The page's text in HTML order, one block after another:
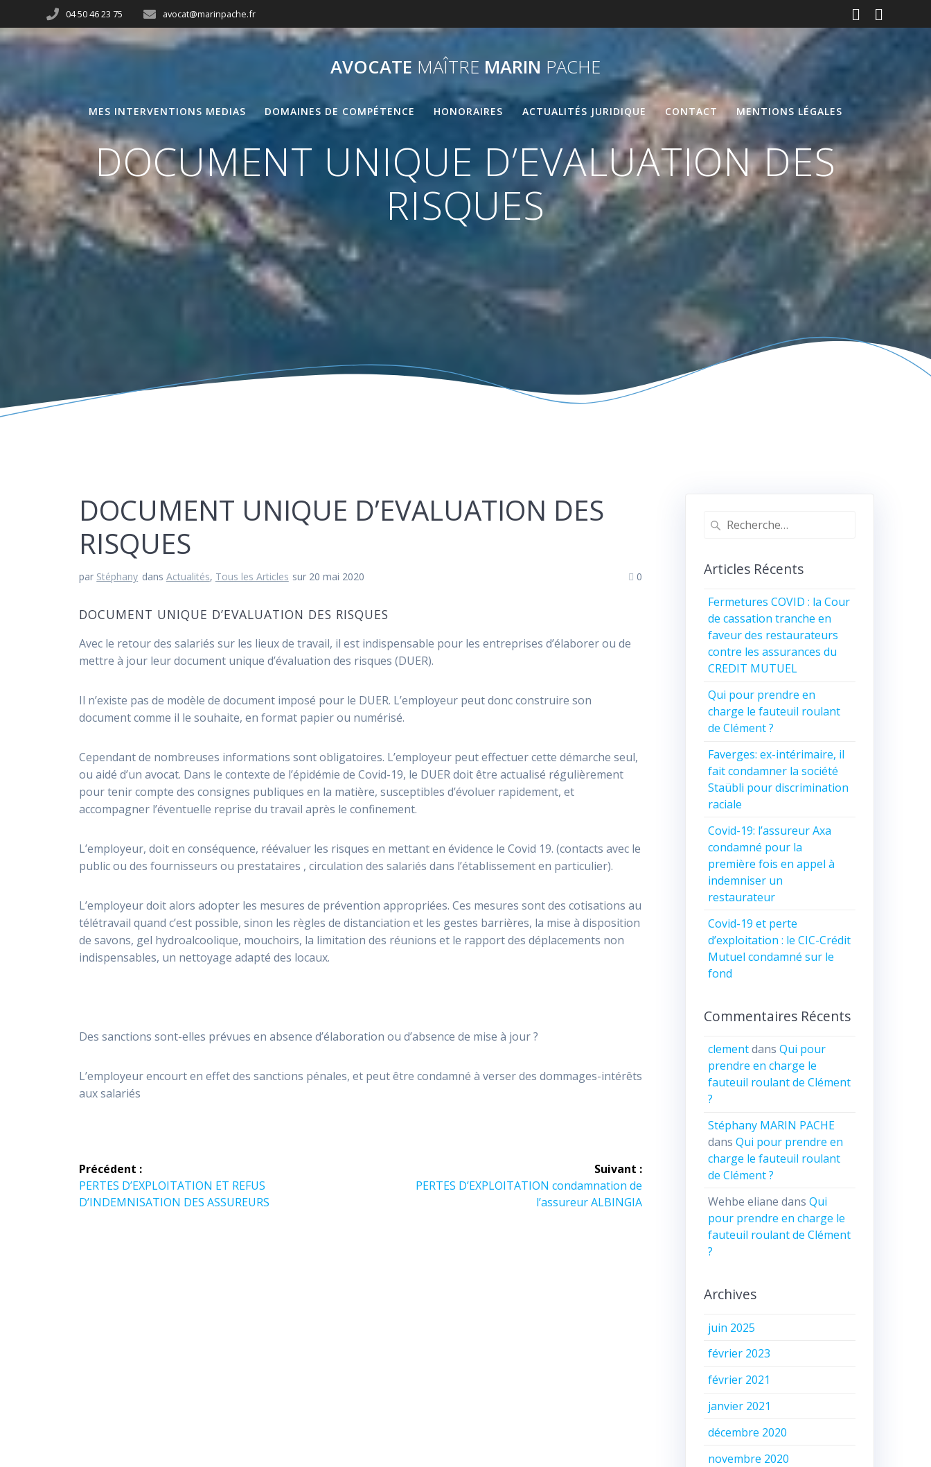
04 50 46 23 75 avocat@marinpache.fr
AVOCATE MAÎTRE MARIN PACHE
MES INTERVENTIONS MEDIAS DOMAINES DE COMPÉTENCE HONORAIRES ACTUALITÉS JURIDIQUE CONTACT MENTIONS LÉGALES
DOCUMENT UNIQUE D’EVALUATION DES
RISQUES
DOCUMENT UNIQUE D’EVALUATION DES
RISQUES
par Stéphany dans Actualités, Tous les Articles sur 20 mai 2020 0
DOCUMENT UNIQUE D’EVALUATION DES RISQUES
Avec le retour des salariés sur les lieux de travail, il est indispensable pour les entreprises d’élaborer ou de
mettre à jour leur document unique d’évaluation des risques (DUER).
Il n’existe pas de modèle de document imposé pour le DUER. L’employeur peut donc construire son
document comme il le souhaite, en format papier ou numérisé.
Cependant de nombreuses informations sont obligatoires. L’employeur peut effectuer cette démarche seul,
ou aidé d’un avocat. Dans le contexte de l’épidémie de Covid-19, le DUER doit être actualisé régulièrement
pour tenir compte des consignes publiques en la matière, susceptibles d’évoluer rapidement, et
accompagner l’éventuelle reprise du travail après le confinement.
L’employeur, doit en conséquence, réévaluer les risques en mettant en évidence le Covid 19. (contacts avec le
public ou des fournisseurs ou prestataires , circulation des salariés dans l’établissement en particulier).
L’employeur doit alors adopter les mesures de prévention appropriées. Ces mesures sont des cotisations au
télétravail quand c’est possible, sinon les règles de distanciation et les gestes barrières, la mise à disposition
de savons, gel hydroalcoolique, mouchoirs, la limitation des réunions et le rapport des déplacements non
indispensables, un nettoyage adapté des locaux.
Des sanctions sont-elles prévues en absence d’élaboration ou d’absence de mise à jour ?
L’employeur encourt en effet des sanctions pénales, et peut être condamné à verser des dommages-intérêts
aux salariés
Précédent :
PERTES D’EXPLOITATION ET REFUS
D’INDEMNISATION DES ASSUREURS
Suivant :
PERTES D’EXPLOITATION condamnation de
l’assureur ALBINGIA
Articles Récents
Fermetures COVID : la Cour
de cassation tranche en
faveur des restaurateurs
contre les assurances du
CREDIT MUTUEL
Qui pour prendre en
charge le fauteuil roulant
de Clément ?
Faverges: ex-intérimaire, il
fait condamner la société
Staübli pour discrimination
raciale
Covid-19: l’assureur Axa
condamné pour la
première fois en appel à
indemniser un
restaurateur
Covid-19 et perte
d’exploitation : le CIC-Crédit
Mutuel condamné sur le
fond
Commentaires Récents
clementdansQui pour
prendre en charge le
fauteuil roulant de Clément
?
Stéphany MARIN PACHE
dansQui pour prendre en
charge le fauteuil roulant
de Clément ?
Wehbe eliane dansQui
pour prendre en charge le
fauteuil roulant de Clément
?
Archives
juin 2025
février 2023
février 2021
janvier 2021
décembre 2020
novembre 2020